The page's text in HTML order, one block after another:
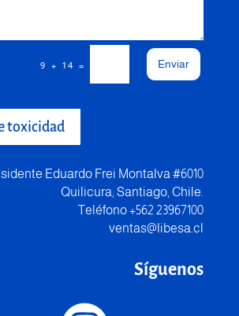
9 + 14 = Enviar
toxicidad
Eduardo Frei Montalva #6010
Quilicura, Santiago, Chile.
Teléfono +562 23967100
ventas@libesa.cl
Síguenos